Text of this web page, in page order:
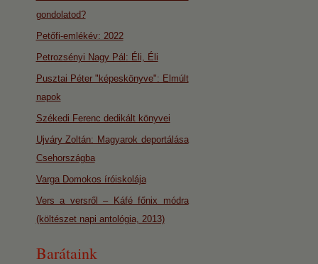
gondolatod?
Petőfi-emlékév: 2022
Petrozsényi Nagy Pál: Éli, Éli
Pusztai Péter "képeskönyve": Elmúlt
napok
Székedi Ferenc dedikált könyvei
Ujváry Zoltán: Magyarok deportálása
Csehországba
Varga Domokos íróiskolája
Vers a versről – Káfé főnix módra
(költészet napi antológia, 2013)
Barátaink